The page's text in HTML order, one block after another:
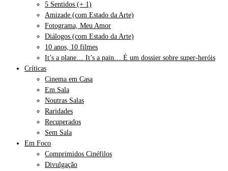
5 Sentidos (+ 1)
Amizade (com Estado da Arte)
Fotograma, Meu Amor
Diálogos (com Estado da Arte)
10 anos, 10 filmes
It’s a plane… It’s a pain… É um dossier sobre super-heróis
Críticas
Cinema em Casa
Em Sala
Noutras Salas
Raridades
Recuperados
Sem Sala
Em Foco
Comprimidos Cinéfilos
Divulgação